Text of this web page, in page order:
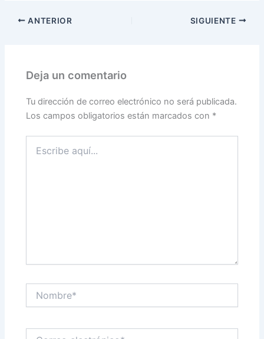
ANTERIOR SIGUIENTE
Deja un comentario
Tu dirección de correo electrónico no será publicada.
Los campos obligatorios están marcados con *
aquí...